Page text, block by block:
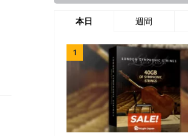
本日 週間